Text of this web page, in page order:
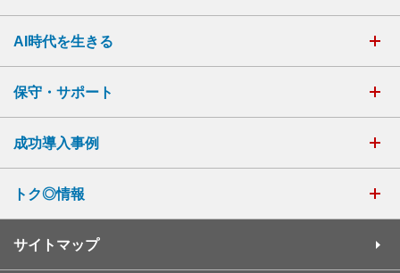
AI時代を生きる
保守・サポート
成功導入事例
トク◎情報
サイトマップ